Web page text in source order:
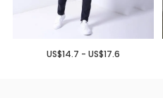
US$14.7 - US$17.6